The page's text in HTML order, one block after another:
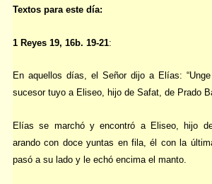
Textos para este día:
1 Reyes 19, 16b. 19-21:
En aquellos días, el Señor dijo a Elías:
sucesor tuyo a Eliseo, hijo de Safat, de Prado
Elías se marchó y encontró a Eliseo, hijo
arando con doce yuntas en fila, él con la
pasó a su lado y le echó encima el manto.